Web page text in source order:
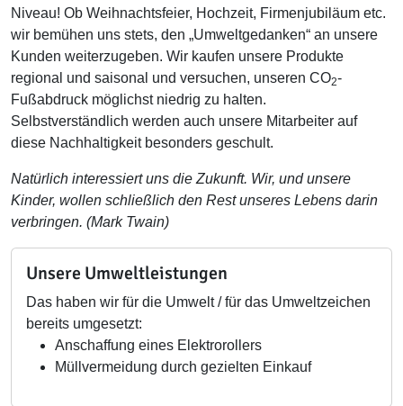
Niveau! Ob Weihnachtsfeier, Hochzeit, Firmenjubiläum etc.
wir bemühen uns stets, den „Umweltgedanken“ an unsere
Kunden weiterzugeben. Wir kaufen unsere Produkte
regional und saisonal und versuchen, unseren CO2-
Fußabdruck möglichst niedrig zu halten.
Selbstverständlich werden auch unsere Mitarbeiter auf
diese Nachhaltigkeit besonders geschult.
Natürlich interessiert uns die Zukunft. Wir, und unsere
Kinder, wollen schließlich den Rest unseres Lebens darin
verbringen. (Mark Twain)
Unsere Umweltleistungen
Das haben wir für die Umwelt / für das Umweltzeichen
bereits umgesetzt:
Anschaffung eines Elektrorollers
Müllvermeidung durch gezielten Einkauf